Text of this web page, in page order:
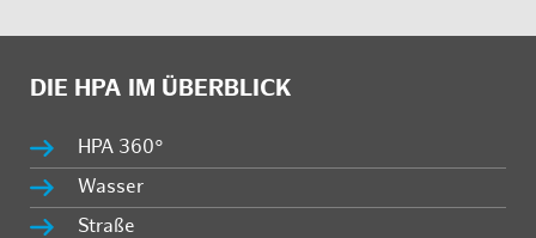
DIE HPA IM ÜBERBLICK
HPA 360°
Wasser
Straße